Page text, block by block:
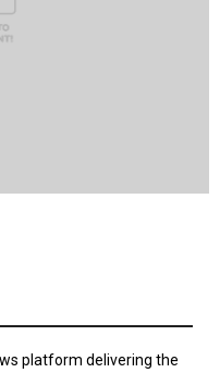
platform delivering the